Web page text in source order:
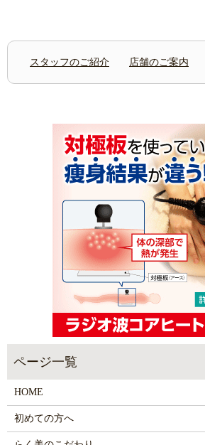
スタッフのご紹介 店舗のご案内
HOME
初めての方へ